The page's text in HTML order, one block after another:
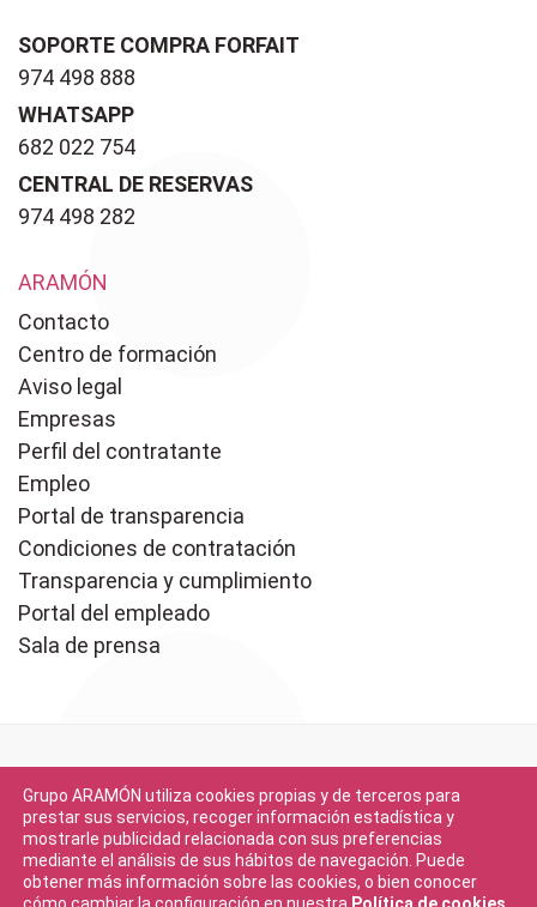
SOPORTE COMPRA FORFAIT
974 498 888
WHATSAPP
682 022 754
CENTRAL DE RESERVAS
974 498 282
ARAMÓN
Contacto
Centro de formación
Aviso legal
Empresas
Perfil del contratante
Empleo
Portal de transparencia
Condiciones de contratación
Transparencia y cumplimiento
Portal del empleado
Sala de prensa
Descargar en
App Store
Grupo ARAMÓN utiliza cookies propias y de terceros para
prestar sus servicios, recoger información estadística y
mostrarle publicidad relacionada con sus preferencias
mediante el análisis de sus hábitos de navegación. Puede
obtener más información sobre las cookies, o bien conocer